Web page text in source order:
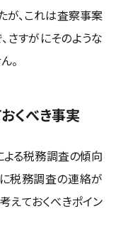
が、これは査察事案
さすがにそのような
。
くべき事実
る税務調査の傾向
税務調査の連絡が
えておくべきポイン